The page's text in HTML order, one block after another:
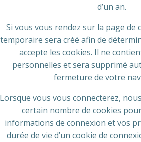
d’un an.
Si vous vous rendez sur la page de
temporaire sera créé afin de
accepte les cookies. Il ne
personnelles et sera supprimé
fermeture de votre
Lorsque vous vous connecterez,
certain nombre de cookies
informations de connexion et vos
durée de vie d’un cookie de